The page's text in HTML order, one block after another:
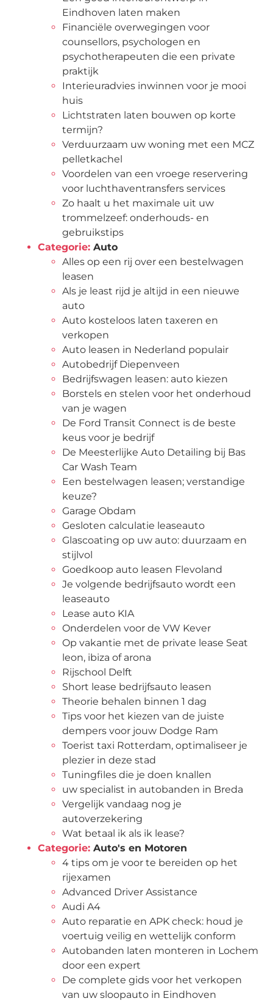
Eindhoven laten maken
Financiële overwegingen voor
counsellors, psychologen en
psychotherapeuten die een private
praktijk
Interieuradvies inwinnen voor je mooi
huis
Lichtstraten laten bouwen op korte
termijn?
Verduurzaam uw woning met een MCZ
pelletkachel
Voordelen van een vroege reservering
voor luchthaventransfers services
Zo haalt u het maximale uit uw
trommelzeef: onderhouds- en
gebruikstips
Categorie: Auto
Alles op een rij over een bestelwagen
leasen
Als je least rijd je altijd in een nieuwe
auto
Auto kosteloos laten taxeren en
verkopen
Auto leasen in Nederland populair
Autobedrijf Diepenveen
Bedrijfswagen leasen: auto kiezen
Borstels en stelen voor het onderhoud
van je wagen
De Ford Transit Connect is de beste
keus voor je bedrijf
De Meesterlijke Auto Detailing bij Bas
Car Wash Team
Een bestelwagen leasen; verstandige
keuze?
Garage Obdam
Gesloten calculatie leaseauto
Glascoating op uw auto: duurzaam en
stijlvol
Goedkoop auto leasen Flevoland
Je volgende bedrijfsauto wordt een
leaseauto
Lease auto KIA
Onderdelen voor de VW Kever
Op vakantie met de private lease Seat
leon, ibiza of arona
Rijschool Delft
Short lease bedrijfsauto leasen
Theorie behalen binnen 1 dag
Tips voor het kiezen van de juiste
dempers voor jouw Dodge Ram
Toerist taxi Rotterdam, optimaliseer je
plezier in deze stad
Tuningfiles die je doen knallen
uw specialist in autobanden in Breda
Vergelijk vandaag nog je
autoverzekering
Wat betaal ik als ik lease?
Categorie: Auto's en Motoren
4 tips om je voor te bereiden op het
rijexamen
Advanced Driver Assistance
Audi A4
Auto reparatie en APK check: houd je
voertuig veilig en wettelijk conform
Autobanden laten monteren in Lochem
door een expert
De complete gids voor het verkopen
van uw sloopauto in Eindhoven